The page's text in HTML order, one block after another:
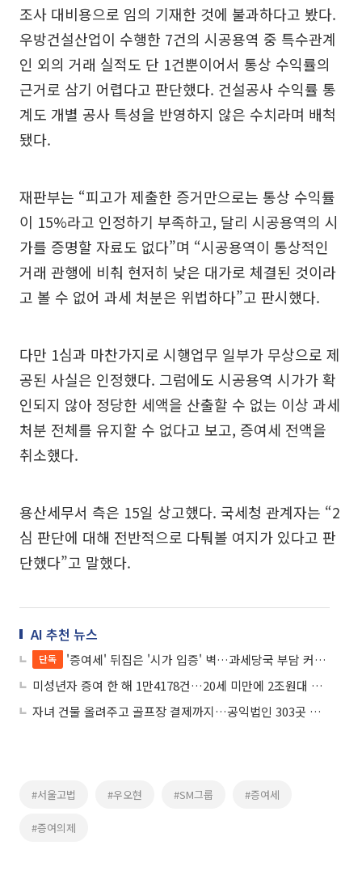
조사 대비용으로 임의 기재한 것에 불과하다고 봤다.
우방건설산업이 수행한 7건의 시공용역 중 특수관계
인 외의 거래 실적도 단 1건뿐이어서 통상 수익률의
근거로 삼기 어렵다고 판단했다. 건설공사 수익률 통
계도 개별 공사 특성을 반영하지 않은 수치라며 배척
됐다.
재판부는 “피고가 제출한 증거만으로는 통상 수익률
이 15%라고 인정하기 부족하고, 달리 시공용역의 시
가를 증명할 자료도 없다”며 “시공용역이 통상적인
거래 관행에 비춰 현저히 낮은 대가로 체결된 것이라
고 볼 수 없어 과세 처분은 위법하다”고 판시했다.
다만 1심과 마찬가지로 시행업무 일부가 무상으로 제
공된 사실은 인정했다. 그럼에도 시공용역 시가가 확
인되지 않아 정당한 세액을 산출할 수 없는 이상 과세
처분 전체를 유지할 수 없다고 보고, 증여세 전액을
취소했다.
용산세무서 측은 15일 상고했다. 국세청 관계자는 “2
심 판단에 대해 전반적으로 다퉈볼 여지가 있다고 판
단했다”고 말했다.
AI 추천 뉴스
단독
'증여세' 뒤집은 '시가 입증' 벽…과세당국 부담 커진다
미성년자 증여 한 해 1만4178건…20세 미만에 2조원대 자산 이전
자녀 건물 올려주고 골프장 결제까지…공익법인 303곳 무더기 적발
#서울고법 #우오현 #SM그룹 #증여세
#증여의제